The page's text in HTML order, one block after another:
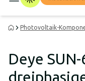
Photovoltaik-
Deye